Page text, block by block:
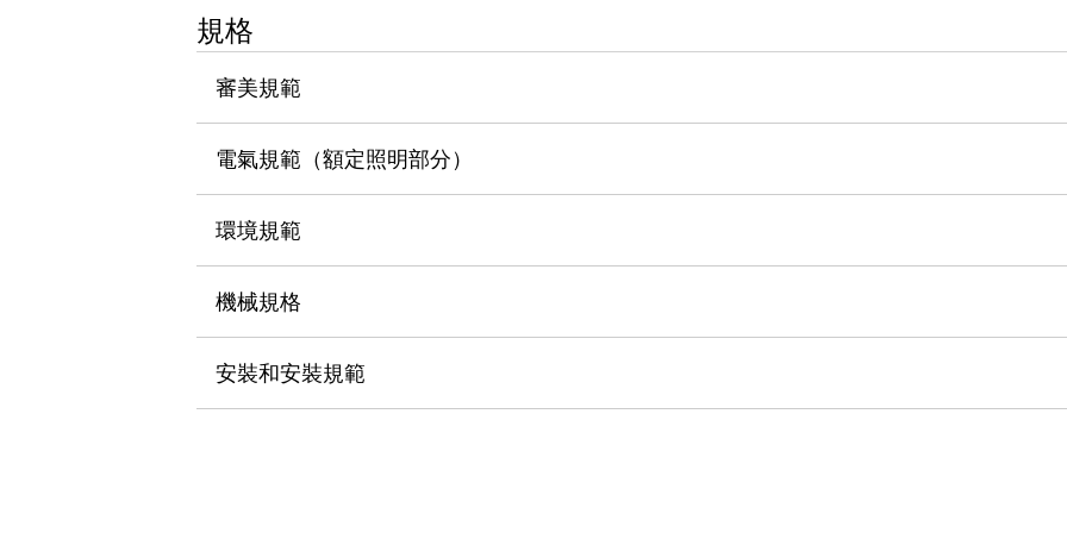
使人機協作更安全、更高效
提高半導體製造裝置設計自由度的方法
瞬間完成開關的更換，避免停機時間拉長
瀏覽全部
規格
審美規範
電氣規範（額定照明部分）
環境規範
機械規格
安裝和安裝規範